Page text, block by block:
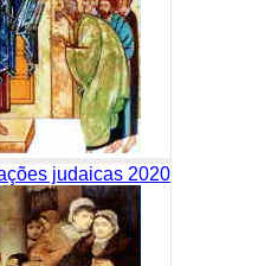
judaicas 2020